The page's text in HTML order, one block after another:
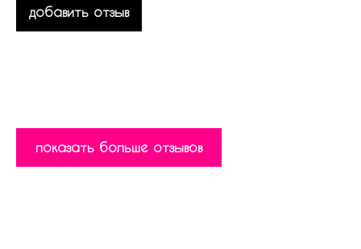
добавить отзыв
показать больше отзывов